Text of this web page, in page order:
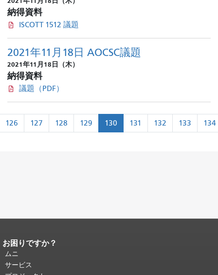
納得資料
ISCOTT 1512 議題
2021年11月18日 AOCSC議題
2021年11月18日（木）
納得資料
議題（PDF）
ペ
ー
126 127 128 129 130 131 132 133 134
ページコンテンツの終わり。
ジの残りの部分はすべてのページで繰
り返されます。
お困りですか？
ムニ
サービス